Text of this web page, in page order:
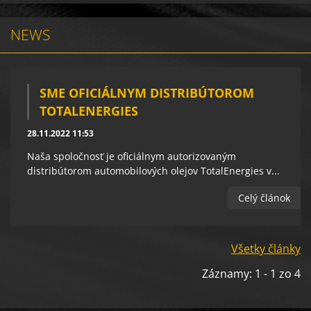
NEWS
SME OFICIÁLNYM DISTRIBÚTOROM
TOTALENERGIES
28.11.2022 11:53
Naša spoločnosť je oficiálnym autorizovaným
distribútorom automobilových olejov TotalEnergies v...
Celý článok
Všetky články
Záznamy: 1 - 1 zo 4